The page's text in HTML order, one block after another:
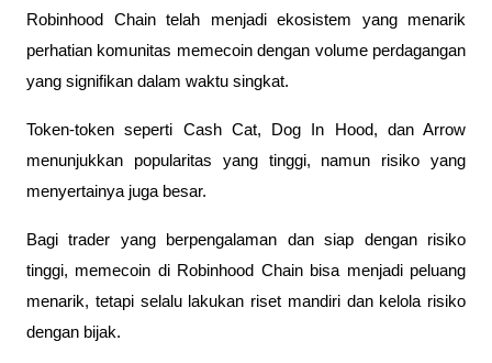
Robinhood Chain telah menjadi ekosistem yang menarik
perhatian komunitas memecoin dengan volume perdagangan
yang signifikan dalam waktu singkat.
Token-token seperti Cash Cat, Dog In Hood, dan Arrow
menunjukkan popularitas yang tinggi, namun risiko yang
menyertainya juga besar.
Bagi trader yang berpengalaman dan siap dengan risiko
tinggi, memecoin di Robinhood Chain bisa menjadi peluang
menarik, tetapi selalu lakukan riset mandiri dan kelola risiko
dengan bijak.